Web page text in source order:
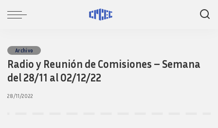
Archivo
Radio y Reunión de Comisiones – Semana
del 28/11 al 02/12/22
28/11/2022